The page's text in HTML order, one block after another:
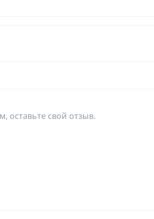
оставьте свой отзыв.